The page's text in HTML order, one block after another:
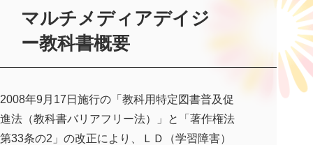
マルチメディアデイジ
ー教科書概要
2008年9月17日施行の「教科用特定図書普及促
進法（教科書バリアフリー法）」と「著作権法
第33条の2」の改正により、ＬＤ（学習障害）